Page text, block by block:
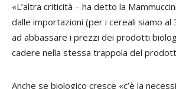
«L’altra criticità – ha detto la
dalle importazioni (per i cereali siamo al
ad abbassare i prezzi dei prodotti
cadere nella stessa trappola del
Anche se biologico cresce «c’è la